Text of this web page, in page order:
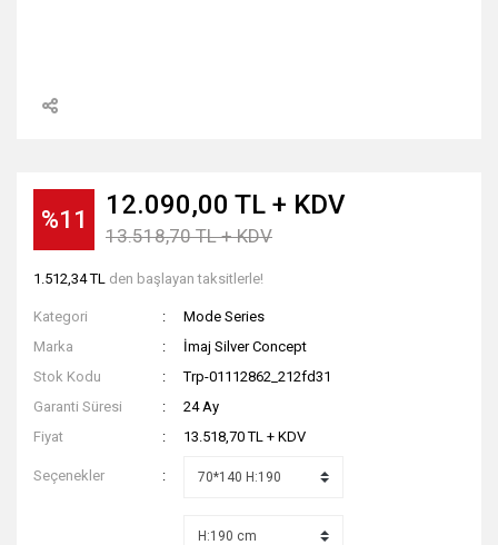
%11 12.090,00 TL + KDV
13.518,70 TL + KDV
1.512,34 TL den başlayan taksitlerle!
Kategori
Mode Series
Marka
İmaj Silver Concept
Stok Kodu
Trp-01112862_212fd31
Garanti Süresi
24 Ay
Fiyat
13.518,70 TL + KDV
Seçenekler